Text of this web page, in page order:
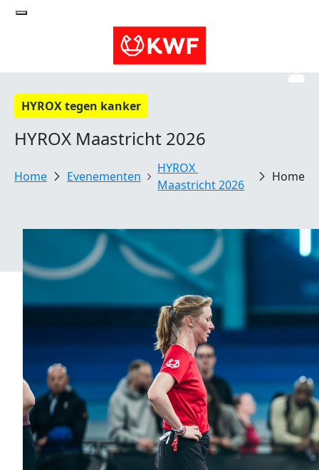
HYROX tegen kanker
HYROX Maastricht 2026
Evenementen
HYROX
Maastricht 2026
Home